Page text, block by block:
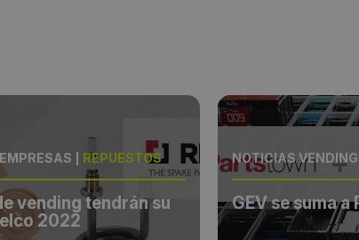
REPUESTOS
vending tendrán su
2022
NOTICIAS
GEV se suma a